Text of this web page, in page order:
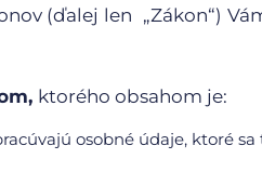
(ďalej len „Zákon“)
ktorého obsahom je:
osobné údaje, ktoré